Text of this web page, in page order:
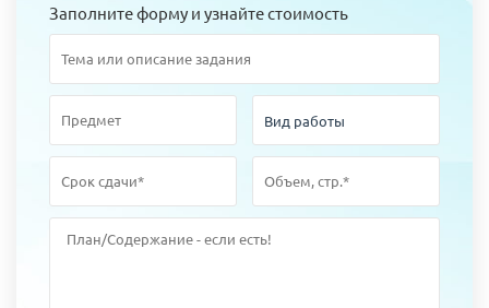
Заполните форму и узнайте стоимость